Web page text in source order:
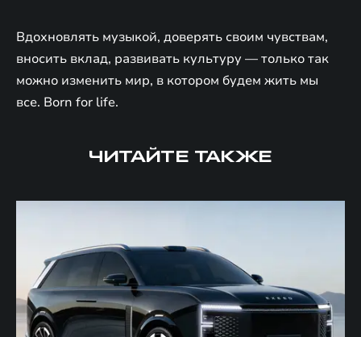
Вдохновлять музыкой, доверять своим чувствам,
вносить вклад, развивать культуру — только так
можно изменить мир, в котором будем жить мы
все. Born for life.
ЧИТАЙТЕ ТАКЖЕ